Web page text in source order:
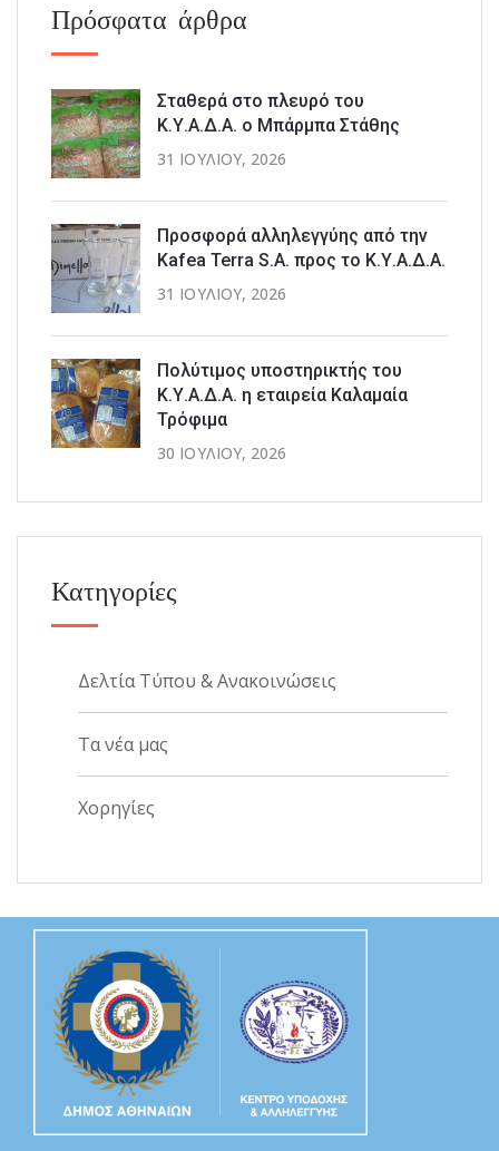
Πρόσφατα άρθρα
Σταθερά στο πλευρό του
Κ.Υ.Α.Δ.Α. ο Μπάρμπα Στάθης
31 ΙΟΥΛΊΟΥ, 2026
Προσφορά αλληλεγγύης από την
Kafea Terra S.A. προς το Κ.Υ.Α.Δ.Α.
31 ΙΟΥΛΊΟΥ, 2026
Πολύτιμος υποστηρικτής του
Κ.Υ.Α.Δ.Α. η εταιρεία Καλαμαία
Τρόφιμα
30 ΙΟΥΛΊΟΥ, 2026
Κατηγορίες
Δελτία Τύπου & Ανακοινώσεις
Τα νέα μας
Χορηγίες